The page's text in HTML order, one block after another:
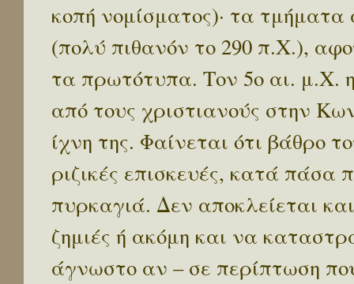
κοπή νομίσματος)· τα
(πολύ πιθανόν το 290 π.Χ.),
τα πρωτότυπα. Τον 5ο αι. μ.Χ.
από τους χριστιανούς στην
ίχνη της. Φαίνεται ότι βάθρο
ριζικές επισκευές, κατά
πυρκαγιά. Δεν αποκλείεται
ζημιές ή ακόμη και να
άγνωστο αν – σε περίπτωση